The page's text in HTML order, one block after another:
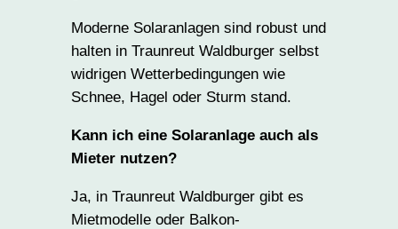
Moderne Solaranlagen sind robust und
halten in Traunreut Waldburger selbst
widrigen Wetterbedingungen wie
Schnee, Hagel oder Sturm stand.
Kann ich eine Solaranlage auch als
Mieter nutzen?
Ja, in Traunreut Waldburger gibt es
Mietmodelle oder Balkon-